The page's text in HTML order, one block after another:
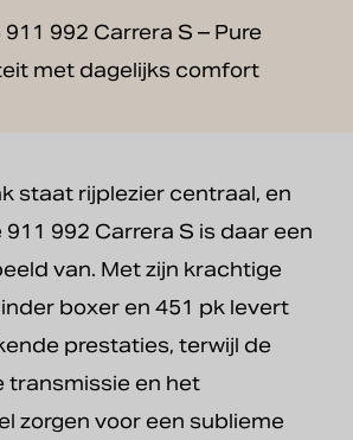
992 Carrera S – Pure
met dagelijks comfort
staat rijplezier centraal, en
992 Carrera S is daar een
van. Met zijn krachtige
boxer en 451 pk levert
prestaties, terwijl de
transmissie en het
zorgen voor een sublieme